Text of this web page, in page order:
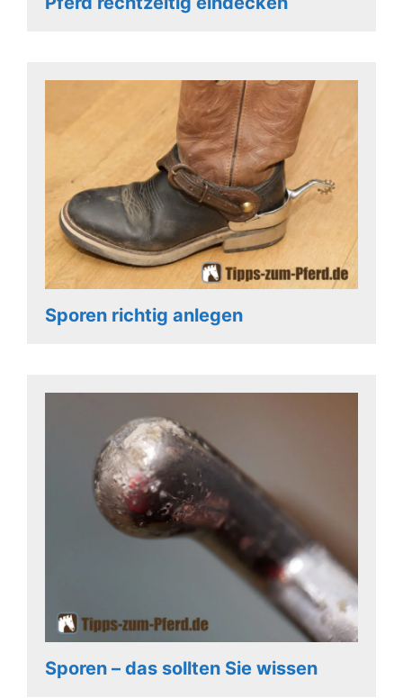
Sporen richtig anlegen
Sporen – das sollten Sie wissen